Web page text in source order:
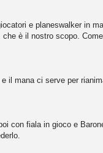
e planeswalker in
è il nostro scopo.
il mana ci serve per
con fiala in gioco e